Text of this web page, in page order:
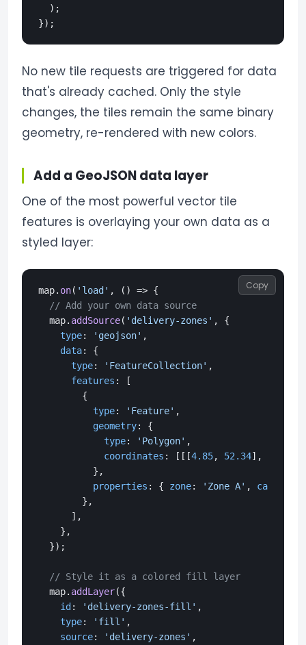
  );
No new tile requests are triggered for data
that's already cached. Only the style
changes, the tiles remain the same binary
geometry, re-rendered with new colors.
Add a GeoJSON data layer
One of the most powerful vector tile
features is overlaying your own data as a
styled layer:
Copy
map. on( 'load' , () => {
// Add your own data source
  map.
addSource( 'delivery-zones' , {
type: 'geojson' ,
data: {
type: 'FeatureCollection' ,
features : [
        {
type: 'Feature' ,
geometry: {
type: 'Polygon' ,
coordinates : [[[4.85, 52.34], [
          },
properties : { zone: 'Zone A' , capacity
        },
      ],
    },
  });
// Style it as a colored fill layer
  map.
addLayer({
id : 'delivery-zones-fill' ,
type: 'fill' ,
source: 'delivery-zones' ,